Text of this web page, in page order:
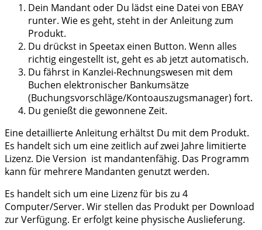
Dein Mandant oder Du lädst eine Datei von EBAY
runter. Wie es geht, steht in der Anleitung zum
Produkt.
Du drückst in Speetax einen Button. Wenn alles
richtig eingestellt ist, geht es ab jetzt automatisch.
Du fährst in Kanzlei-Rechnungswesen mit dem
Buchen elektronischer Bankumsätze
(Buchungsvorschläge/Kontoauszugsmanager) fort.
Du genießt die gewonnene Zeit.
Eine detaillierte Anleitung erhältst Du mit dem Produkt.
Es handelt sich um eine zeitlich auf zwei Jahre limitierte
Lizenz. Die Version ist mandantenfähig. Das Programm
kann für mehrere Mandanten genutzt werden.
Es handelt sich um eine Lizenz für bis zu 4
Computer/Server. Wir stellen das Produkt per Download
zur Verfügung. Er erfolgt keine physische Auslieferung.